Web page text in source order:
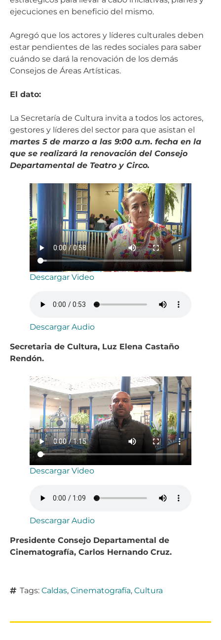
ejecuciones en beneficio del mismo.
Agregó que los actores y líderes culturales deben
estar pendientes de las redes sociales para saber
cuándo se dará la renovación de los demás
Consejos de Áreas Artísticas.
El dato:
La Secretaría de Cultura invita a todos los actores,
gestores y líderes del sector para que asistan el
martes 5 de marzo a las 9:00 a.m. fecha en la
que se realizará la renovación del Consejo
Departamental de Teatro y Circo.
Descargar Video
Descargar Audio
Secretaria de Cultura, Luz Elena Castaño
Rendón.
Descargar Video
Descargar Audio
Presidente Consejo Departamental de
Cinematografía, Carlos Hernando Cruz.
Tags: Caldas, Cinematografía, Cultura